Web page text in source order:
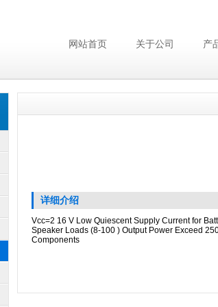
网站首页 关于公司 产
详细介绍
Vcc=2 16 V Low Quiescent Supply Current for
Speaker Loads (8-100 ) Output Power Exceed
Components